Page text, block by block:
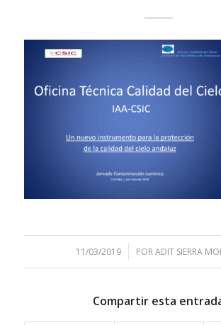
11/03/2019
/ PORADIT SIERRA
Compartir esta